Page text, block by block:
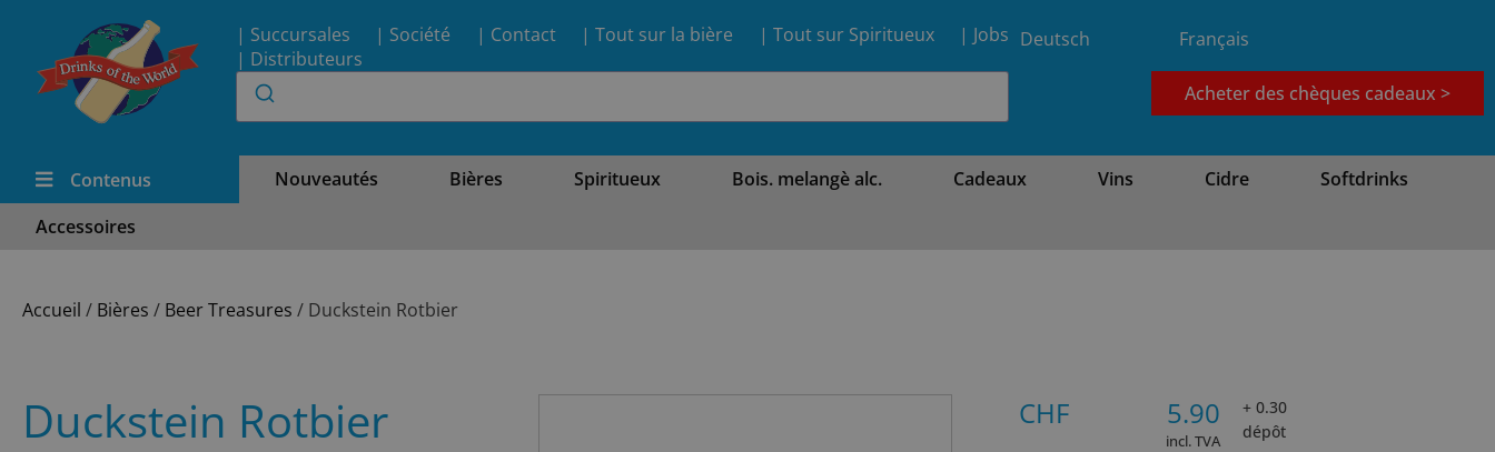
| Succursales | Société | Contact | Tout sur la bière | Tout sur Spiritueux
| Jobs
| Distributeurs
Deutsch Français
Acheter des chèques cadeaux >
Contenus Nouveautés Bières Spiritueux Bois. melangè alc. Cadeaux Vins Cidre
Softdrinks
Accessoires
Accueil / Bières / Beer Treasures / Duckstein Rotbier
Duckstein Rotbier CHF 5.90
incl. TVA
+ 0.30
dépôt